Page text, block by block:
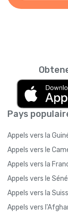
Pays
Appels vers la
Appels vers le
Appels vers la
Appels vers le
Appels vers la
Appels vers